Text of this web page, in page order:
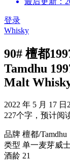
登录
Whisky
90# 檀都
Tamdhu
Malt
2022 年 5 月 17 日
227个字，预计阅
品牌 檀都/Tamdhu
类型 单一麦芽威
酒龄 21